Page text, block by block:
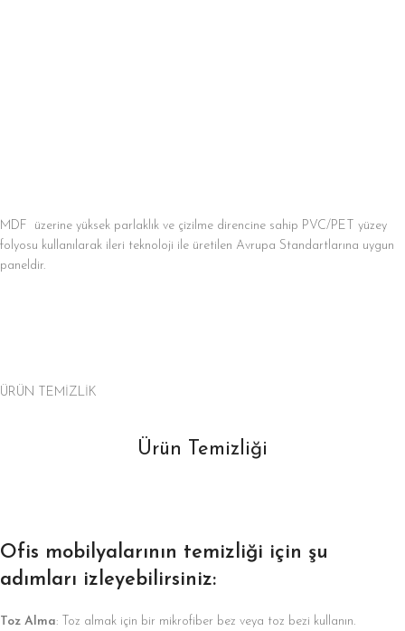
MDF üzerine yüksek parlaklık ve çizilme direncine sahip PVC/PET yüzey
folyosu kullanılarak ileri teknoloji ile üretilen Avrupa Standartlarına uygun
paneldir.
ÜRÜN TEMİZLİK
Ürün Temizliği
Ofis mobilyalarının temizliği için şu
adımları izleyebilirsiniz:
Toz Alma: Toz almak için bir mikrofiber bez veya toz bezi kullanın.